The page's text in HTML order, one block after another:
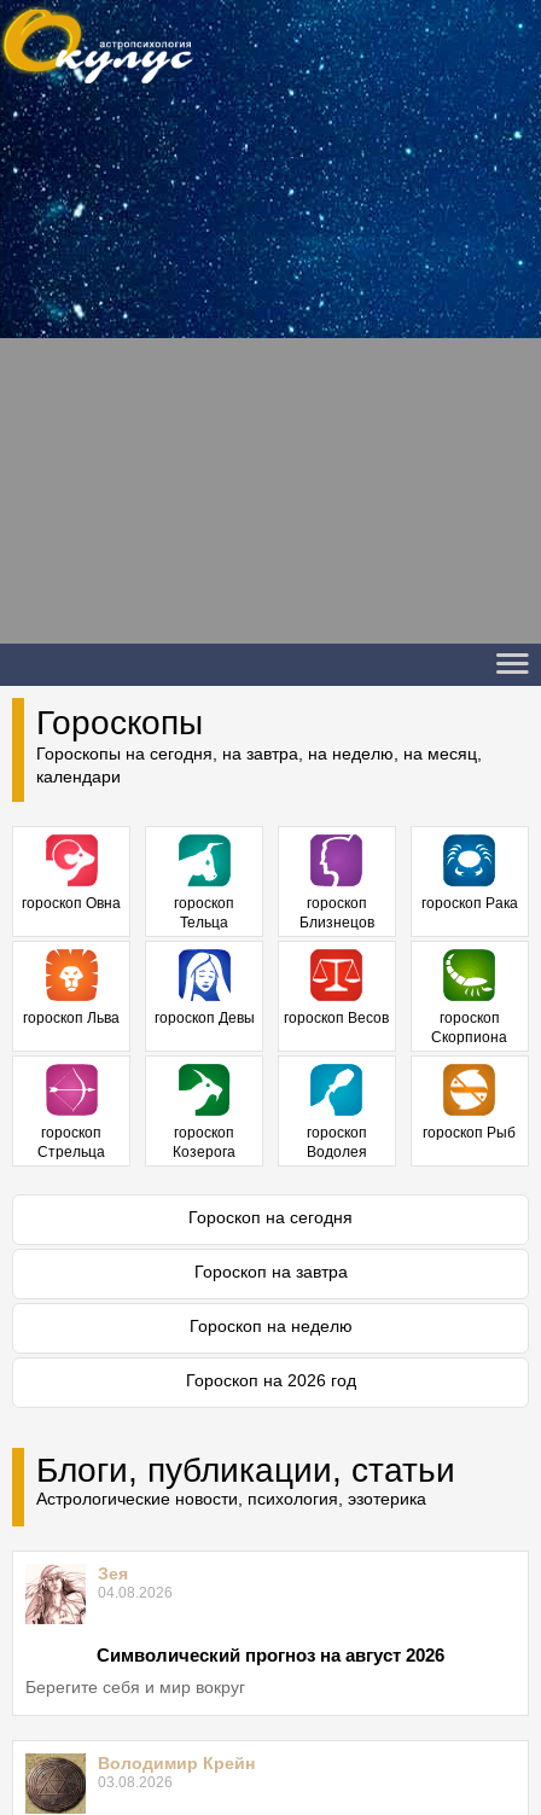
Гороскопы
Гороскопы на сегодня, на завтра, на неделю, на месяц,
календари
гороскоп Овна
гороскоп
Тельца
гороскоп
Близнецов
гороскоп Рака
гороскоп Льва гороскоп Девы гороскоп Весов
гороскоп
Скорпиона
гороскоп
Стрельца
гороскоп
Козерога
гороскоп
Водолея
гороскоп Рыб
Гороскоп на сегодня
Гороскоп на завтра
Гороскоп на неделю
Гороскоп на 2026 год
Блоги, публикации, статьи
Астрологические новости, психология, эзотерика
Зея
04.08.2026
Символический прогноз на август 2026
Берегите себя и мир вокруг
Володимир Крейн
03.08.2026